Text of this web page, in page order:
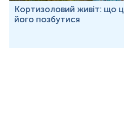
Кортизоловий живіт: що
його позбутися